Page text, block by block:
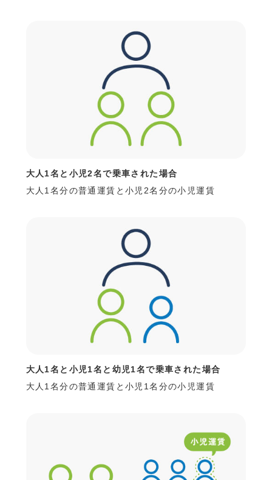
大人1名と小児2名で乗車された場合
大人1名分の普通運賃と小児2名分の小児運賃
大人1名と小児1名と幼児1名で乗車された場合
大人1名分の普通運賃と小児1名分の小児運賃